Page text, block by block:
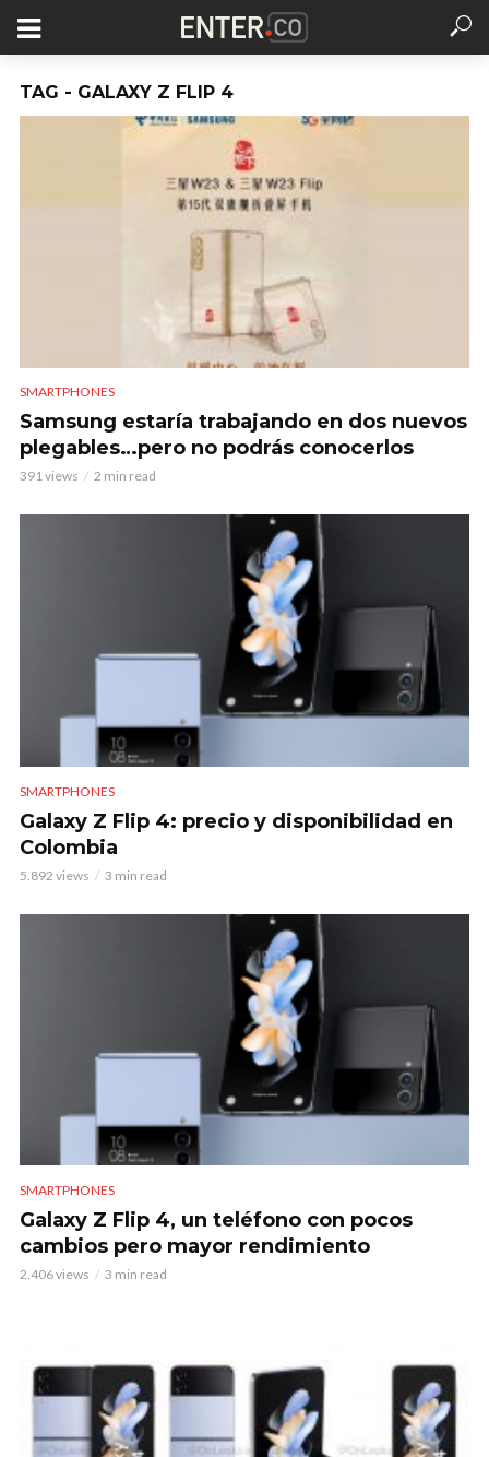
TAG - GALAXY Z FLIP 4
SMARTPHONES
Samsung estaría trabajando en dos nuevos
plegables…pero no podrás conocerlos
391 views 2 min read
SMARTPHONES
Galaxy Z Flip 4: precio y disponibilidad en
Colombia
5.892 views 3 min read
SMARTPHONES
Galaxy Z Flip 4, un teléfono con pocos
cambios pero mayor rendimiento
2.406 views 3 min read